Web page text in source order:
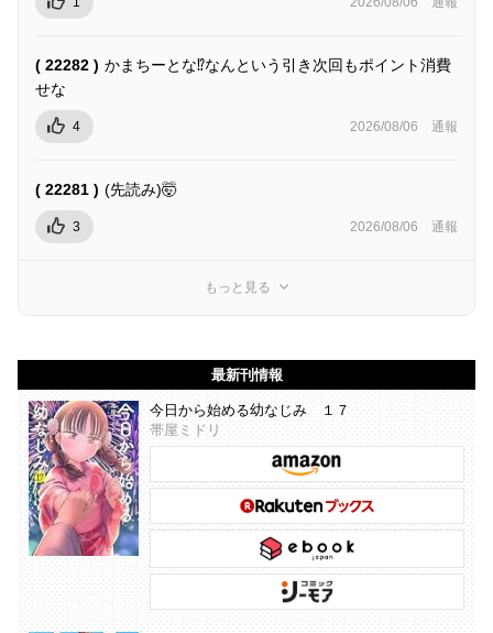
( 22282 ) かまちーとな⁉︎なんという引き次回もポイント消費
せな
4 2026/08/06 通報
( 22281 ) (先読み)🤯
3 2026/08/06 通報
もっと見る
最新刊情報
今日から始める幼なじみ １７
帯屋ミドリ